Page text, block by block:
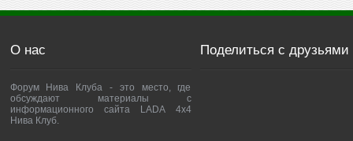
О нас
Форум Нива Клуба - это место, где
обсуждают материалы с
информационного сайта LADA 4x4
Нива Клуб.
Поделиться с друзьями